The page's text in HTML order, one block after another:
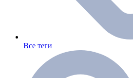
Все теги